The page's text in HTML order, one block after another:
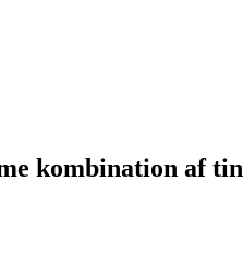
kombination af